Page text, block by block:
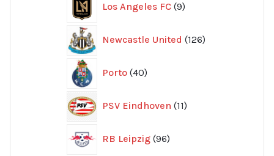
Los Angeles FC 9
produkter
Newcastle United 126
produkter
Porto 40
produkter
PSV Eindhoven 11
produkter
RB Leipzig 96
produkter